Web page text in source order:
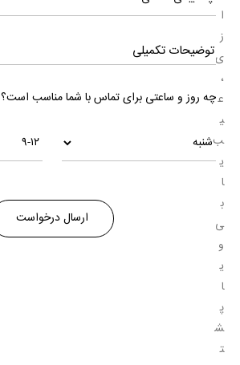
ا
ز
ی
،
ع
ی
ب
ی
ا
ب
ی
و
ی
ا
پ
ش
ت
چه روز و ساعتی برای تماس با شما مناسب است؟